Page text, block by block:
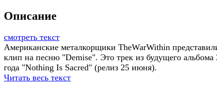
Описание
смотреть текст
Американские металкорщики TheWarWithin
клип на песню "Demise". Это трек из будущего альбома
года "Nothing Is Sacred" (релиз 25 июня).
Читать весь текст